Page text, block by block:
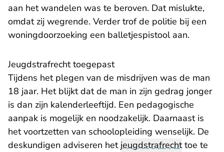
aan het wandelen was te beroven. Dat mislukte,
omdat zij wegrende. Verder trof de politie bij een
woningdoorzoeking een balletjespistool aan.
Jeugdstrafrecht toegepast
Tijdens het plegen van de misdrijven was de man
18 jaar. Het blijkt dat de man in zijn gedrag jonger
is dan zijn kalenderleeftijd. Een pedagogische
aanpak is mogelijk en noodzakelijk. Daarnaast is
het voortzetten van schoolopleiding wenselijk. De
deskundigen adviseren het jeugdstrafrechttoe te